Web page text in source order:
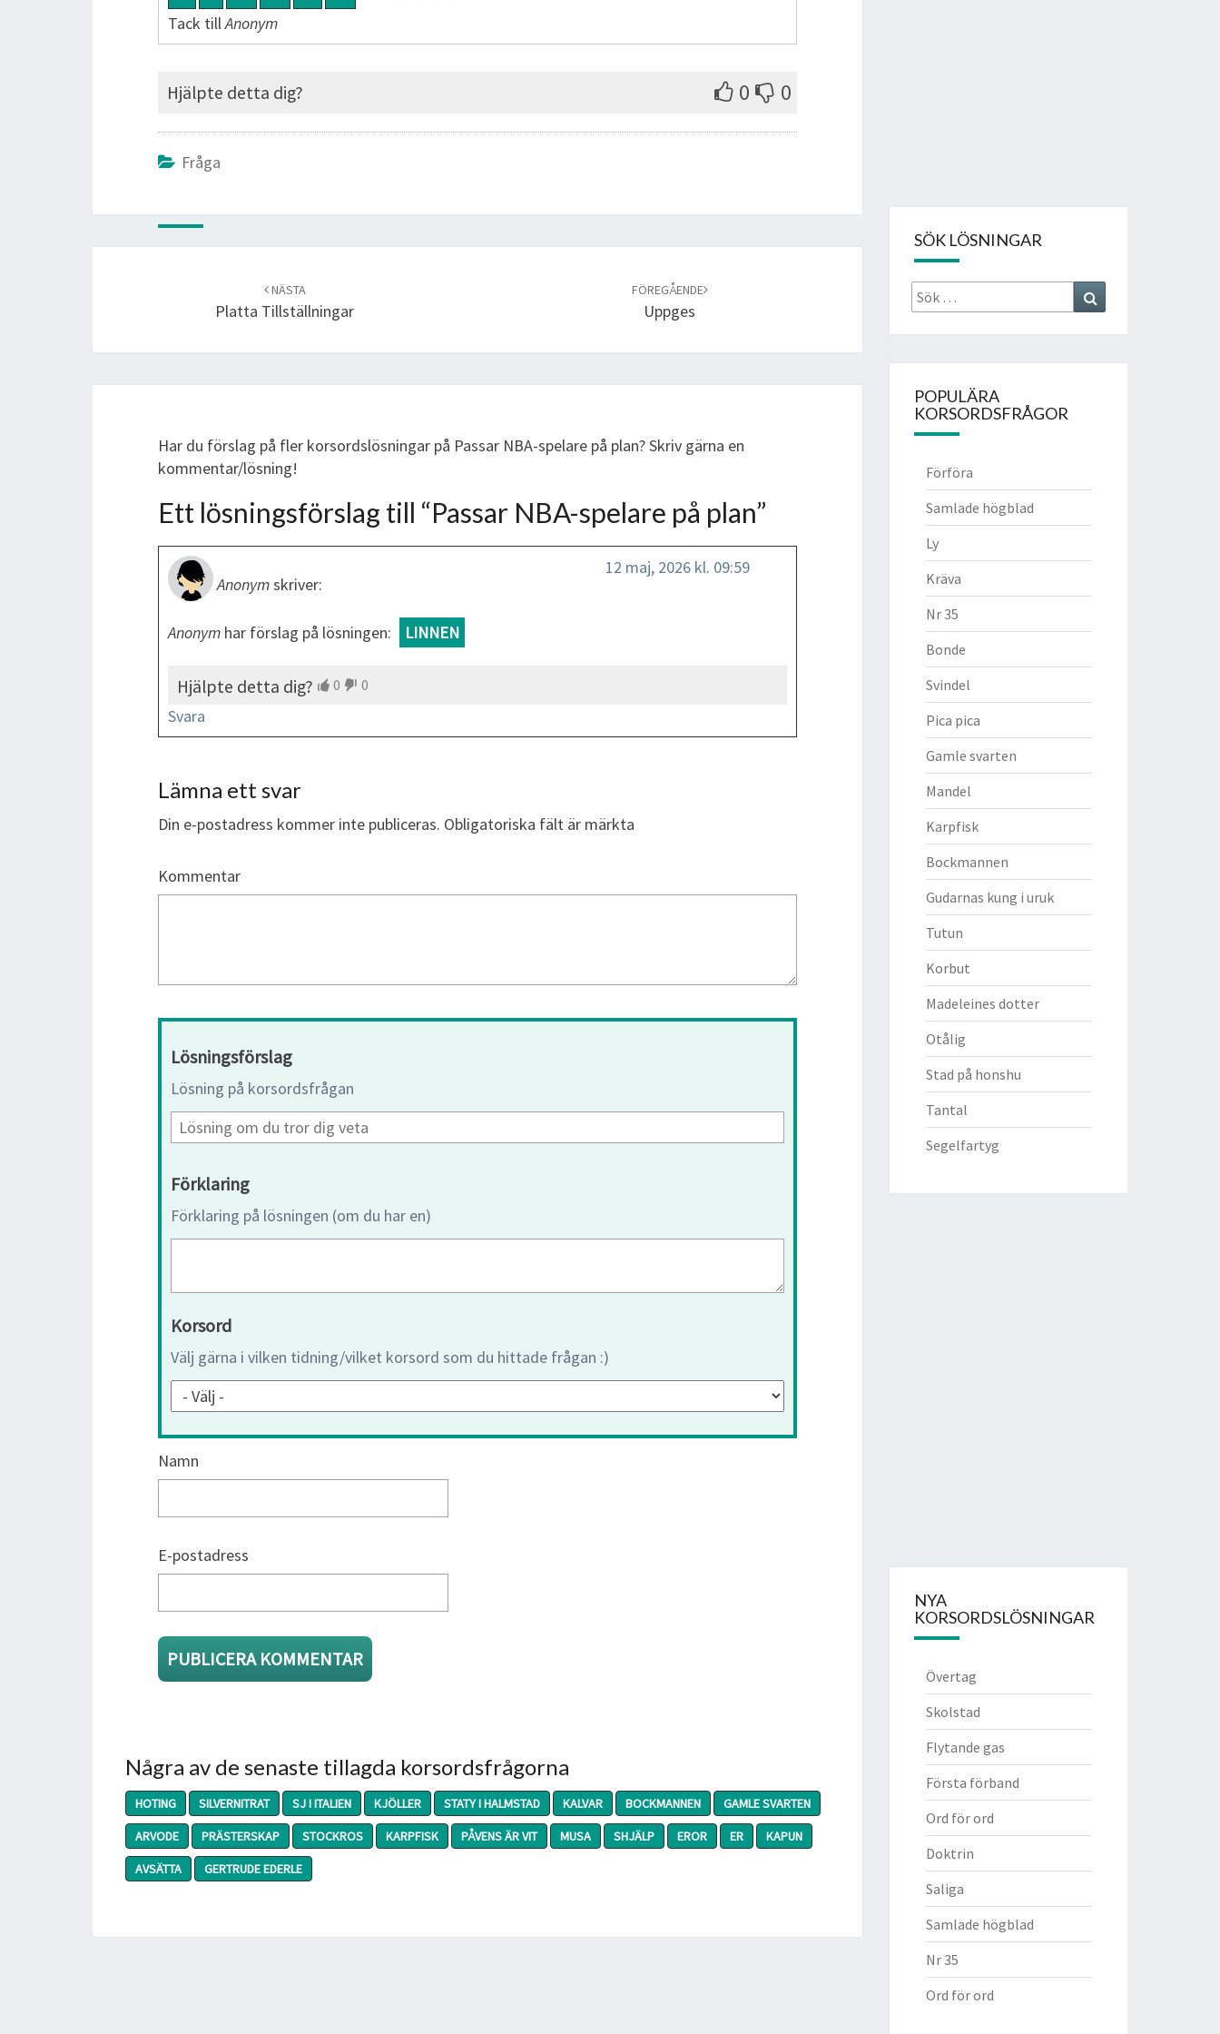
Tack tillAnonym
Hjälpte detta dig? 0 0
Fråga
NÄSTA
Platta Tillställningar
FÖREGÅENDE
Uppges
Har du förslag på fler korsordslösningar på Passar NBA-spelare på plan? Skriv gärna en
kommentar/lösning!
Ett lösningsförslag till “Passar NBA-spelare på plan”
Anonymskriver:
12 maj, 2026 kl. 09:59
Anonym har förslag på lösningen: LINNEN
Hjälpte detta dig? 0 0
Svara
Lämna ett svar
Din e-postadress kommer inte publiceras. Obligatoriska fält är märkta
Kommentar
Lösningsförslag
Lösning på korsordsfrågan
Förklaring
Förklaring på lösningen (om du har en)
Korsord
Välj gärna i vilken tidning/vilket korsord som du hittade frågan :)
Namn
E-postadress
Några av de senaste tillagda korsordsfrågorna
HOTING SILVERNITRAT SJ I ITALIEN KJÖLLER STATY I HALMSTAD KALVAR BOCKMANNEN
GAMLE SVARTEN
ARVODE
PRÄSTERSKAP STOCKROS KARPFISK PÅVENS ÄR VIT MUSA SHJÄLP EROR ER
KAPUN
AVSÄTTA
GERTRUDE EDERLE
SÖK LÖSNINGAR
Sök
efter:
POPULÄRA
KORSORDSFRÅGOR
Förföra
Samlade högblad
Ly
Kräva
Nr 35
Bonde
Svindel
Pica pica
Gamle svarten
Mandel
Karpfisk
Bockmannen
Gudarnas kung i uruk
Tutun
Korbut
Madeleines dotter
Otålig
Stad på honshu
Tantal
Segelfartyg
NYA
KORSORDSLÖSNINGAR
Övertag
Skolstad
Flytande gas
Första förband
Ord för ord
Doktrin
Saliga
Samlade högblad
Nr 35
Ord för ord